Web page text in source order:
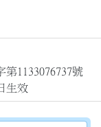
1133076737號
生效